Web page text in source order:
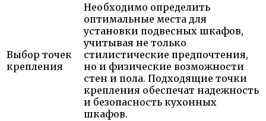
Выбор точек
крепления
Необходимо определить
оптимальные места для
установки подвесных шкафов,
учитывая не только
стилистические предпочтения,
но и физические возможности
стен и пола. Подходящие точки
крепления обеспечат надежность
и безопасность кухонных
шкафов.